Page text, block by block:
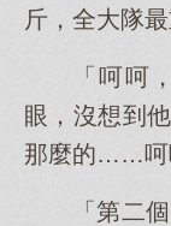
斤，全大隊
「呵呵
眼，沒想到
那麼的……呵
「第二